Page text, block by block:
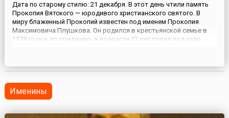
Дата по старому стилю: 21 декабря. В этот день чтили память
Прокопия Вятского — юродивого христианского святого. В
миру блаженный Прокопий известен под именем Прокопия
Максимовича Плушкова. Он родился в крестьянской семье в
1578 году и, по преданию, в возрасте 12 лет попал под удар
монасты...
Именины